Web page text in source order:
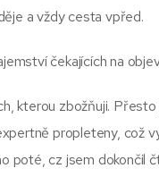
a vždy cesta vpřed.
čekajících na
kterou zbožňuji.
propleteny, což
poté, cz jsem dokončil